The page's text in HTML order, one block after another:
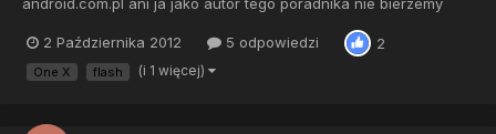
sflashowaniu CWM nie będziesz mogła/mógł aktualizować
stockowego ROMu przez OTA - pozostanie albo szybki powrót
2 Października 2012 5 odpowiedzi 2
One X flash (i 1 więcej)